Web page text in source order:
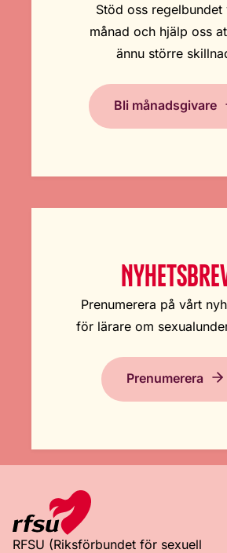
Stöd oss regelbundet
månad och hjälp oss
ännu större
Bli månadsgivare
Prenumerera på vårt
för lärare om
Prenumerera
RFSU (Riksförbundet för sexuell